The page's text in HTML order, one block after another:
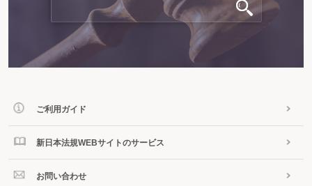
ご利用ガイド
新日本法規WEBサイトのサービス
お問い合わせ